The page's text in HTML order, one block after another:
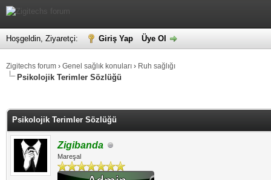
Hoşgeldin, Ziyaretçi: Giriş Yap Üye Ol
Zigitechs forum › Genel sağlık konuları › Ruh sağlığı
Psikolojik Terimler Sözlüğü
Psikolojik Terimler Sözlüğü
Zigibanda
Mareşal